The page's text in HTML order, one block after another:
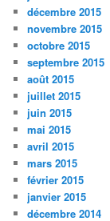
décembre 2015
novembre 2015
octobre 2015
septembre 2015
août 2015
juillet 2015
juin 2015
mai 2015
avril 2015
mars 2015
février 2015
janvier 2015
décembre 2014